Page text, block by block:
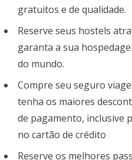
gratuitos e de qualidade.
Reserve seus hostels
garanta a sua
do mundo.
Compre seu seguro
tenha os maiores
de pagamento, inclusive
no cartão de crédito
Reserve os melhores